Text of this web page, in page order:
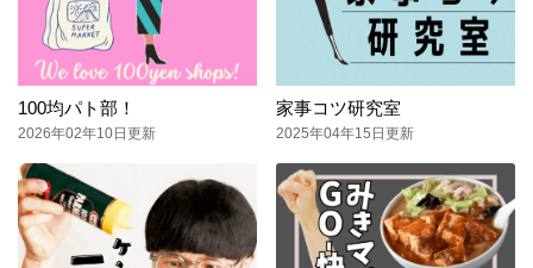
100均パト部！
2026年02年10日更新
家事コツ研究室
2025年04年15日更新